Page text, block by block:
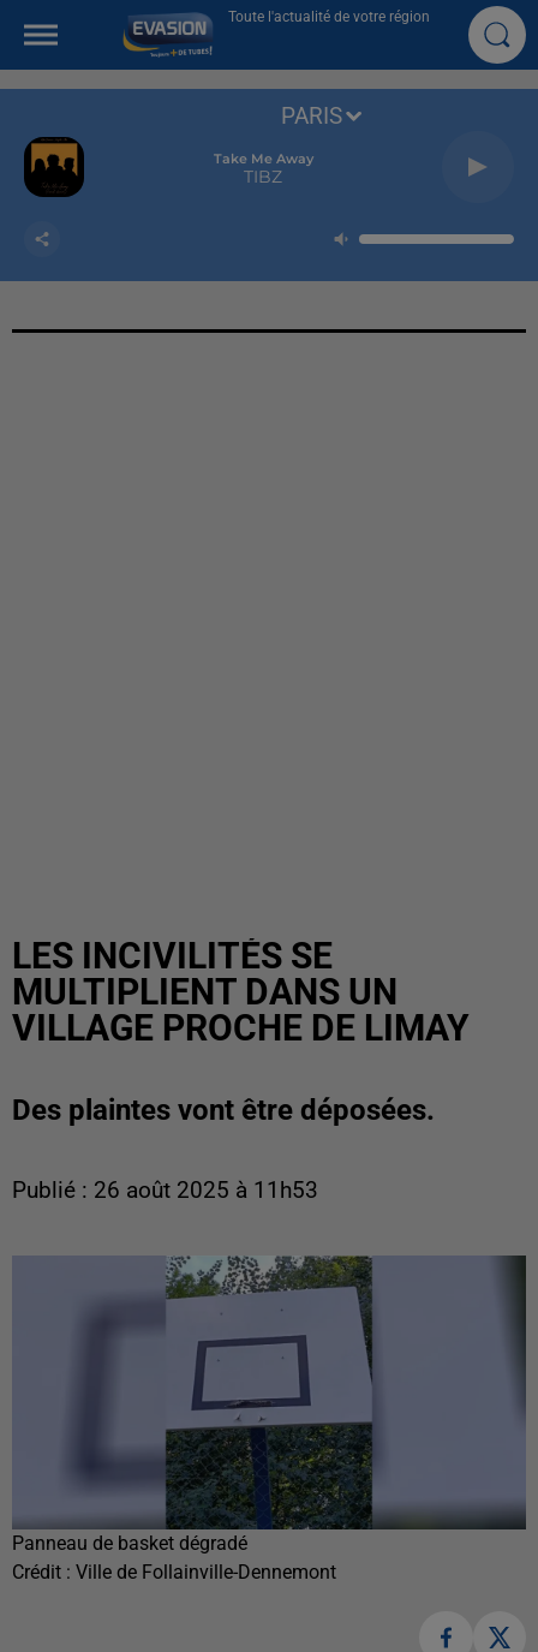
Toute l'actualité de votre région
Take Me Away
TIBZ
PARIS
LES INCIVILITÉS SE
MULTIPLIENT DANS UN
VILLAGE PROCHE DE LIMAY
Des plaintes vont être déposées.
Publié : 26 août 2025 à 11h53
Panneau de basket dégradé
Crédit : Ville de Follainville-Dennemont